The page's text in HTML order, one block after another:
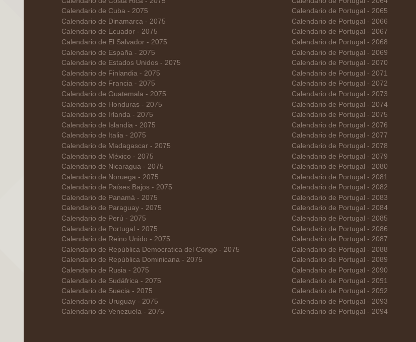
Calendario de Cuba - 2075
Calendario de Dinamarca - 2075
Calendario de Ecuador - 2075
Calendario de El Salvador - 2075
Calendario de España - 2075
Calendario de Estados Unidos - 2075
Calendario de Finlandia - 2075
Calendario de Francia - 2075
Calendario de Guatemala - 2075
Calendario de Honduras - 2075
Calendario de Irlanda - 2075
Calendario de Islandia - 2075
Calendario de Italia - 2075
Calendario de Madagascar - 2075
Calendario de México - 2075
Calendario de Nicaragua - 2075
Calendario de Noruega - 2075
Calendario de Países Bajos - 2075
Calendario de Panamá - 2075
Calendario de Paraguay - 2075
Calendario de Perú - 2075
Calendario de Portugal - 2075
Calendario de Reino Unido - 2075
Calendario de República Democratica del Congo - 2075
Calendario de República Dominicana - 2075
Calendario de Rusia - 2075
Calendario de Sudáfrica - 2075
Calendario de Suecia - 2075
Calendario de Uruguay - 2075
Calendario de Venezuela - 2075
Calendario de Portugal - 2065
Calendario de Portugal - 2066
Calendario de Portugal - 2067
Calendario de Portugal - 2068
Calendario de Portugal - 2069
Calendario de Portugal - 2070
Calendario de Portugal - 2071
Calendario de Portugal - 2072
Calendario de Portugal - 2073
Calendario de Portugal - 2074
Calendario de Portugal - 2075
Calendario de Portugal - 2076
Calendario de Portugal - 2077
Calendario de Portugal - 2078
Calendario de Portugal - 2079
Calendario de Portugal - 2080
Calendario de Portugal - 2081
Calendario de Portugal - 2082
Calendario de Portugal - 2083
Calendario de Portugal - 2084
Calendario de Portugal - 2085
Calendario de Portugal - 2086
Calendario de Portugal - 2087
Calendario de Portugal - 2088
Calendario de Portugal - 2089
Calendario de Portugal - 2090
Calendario de Portugal - 2091
Calendario de Portugal - 2092
Calendario de Portugal - 2093
Calendario de Portugal - 2094